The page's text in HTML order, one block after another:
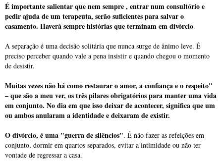
É importante salientar que nem sempre , entrar num consultório e
pedir ajuda de um terapeuta, serão suficientes para salvar o
casamento. Haverá sempre histórias que terminam em divórcio.
A separação é uma decisão solitária que nunca surge de ânimo leve. É
preciso perceber quando vale a pena insistir e quando chegou o momento
de desistir.
Muitas vezes não há como restaurar o amor, a confiança e o respeito"
– que são a meu ver, os três pilares obrigatórios para manter uma vida
em conjunto. No dia em que isso deixar de acontecer, significa que um
ou ambos anularam a identidade e deixaram de existir.
O divórcio, é uma "guerra de silêncios". É não fazer as refeições em
conjunto, dormir em quartos separados, evitar a intimidade ou não ter
vontade de regressar a casa.